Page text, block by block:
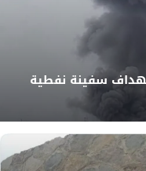
سفينة نفطية